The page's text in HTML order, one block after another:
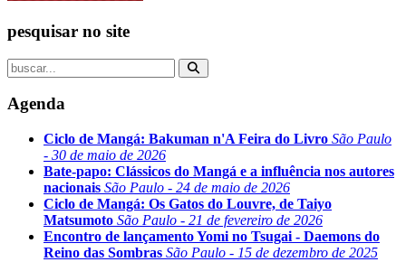
pesquisar no site
Agenda
Ciclo de Mangá: Bakuman n'A Feira do Livro São Paulo
- 30 de maio de 2026
Bate-papo: Clássicos do Mangá e a influência nos autores
nacionais São Paulo - 24 de maio de 2026
Ciclo de Mangá: Os Gatos do Louvre, de Taiyo
Matsumoto São Paulo - 21 de fevereiro de 2026
Encontro de lançamento Yomi no Tsugai - Daemons do
Reino das Sombras São Paulo - 15 de dezembro de 2025